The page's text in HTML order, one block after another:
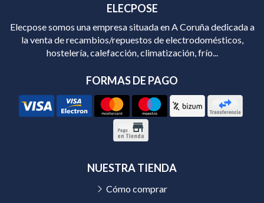
ELECPOSE
Elecpose somos una empresa situada en A Coruña dedicada a
la venta de recambios/repuestos de electrodomésticos,
hostelería, calefacción, climatización, frío...
FORMAS DE PAGO
NUESTRA TIENDA
Cómo comprar